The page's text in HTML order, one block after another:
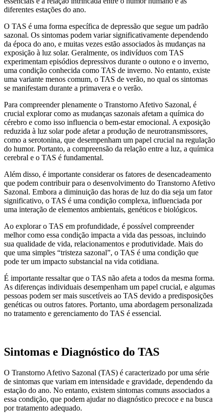
diferentes estações do ano.
O TAS é uma forma específica de depressão que segue um padrão
sazonal. Os sintomas podem variar significativamente dependendo
da época do ano, e muitas vezes estão associados às mudanças na
exposição à luz solar. Geralmente, os indivíduos com TAS
experimentam episódios depressivos durante o outono e o inverno,
uma condição conhecida como TAS de inverno. No entanto, existe
uma variante menos comum, o TAS de verão, no qual os sintomas
se manifestam durante a primavera e o verão.
Para compreender plenamente o Transtorno Afetivo Sazonal, é
crucial explorar como as mudanças sazonais afetam a química do
cérebro e como isso influencia o bem-estar emocional. A exposição
reduzida à luz solar pode afetar a produção de neurotransmissores,
como a serotonina, que desempenham um papel crucial na regulação
do humor. Portanto, a compreensão da relação entre a luz, a química
cerebral e o TAS é fundamental.
Além disso, é importante considerar os fatores de desencadeamento
que podem contribuir para o desenvolvimento do Transtorno Afetivo
Sazonal. Embora a diminuição das horas de luz do dia seja um fator
significativo, o TAS é uma condição complexa, influenciada por
uma interação de elementos ambientais, genéticos e biológicos.
Ao explorar o TAS em profundidade, é possível compreender
melhor como essa condição impacta a vida das pessoas, incluindo
sua qualidade de vida, relacionamentos e produtividade. Mais do
que uma simples “tristeza sazonal”, o TAS é uma condição que
pode ter um impacto substancial na vida cotidiana.
É importante ressaltar que o TAS não afeta a todos da mesma forma.
As diferenças individuais desempenham um papel crucial, e algumas
pessoas podem ser mais suscetíveis ao TAS devido a predisposições
genéticas ou outros fatores. Portanto, uma abordagem personalizada
no tratamento e gerenciamento do TAS é essencial.
Sintomas e Diagnóstico do TAS
O Transtorno Afetivo Sazonal (TAS) é caracterizado por uma série
de sintomas que variam em intensidade e gravidade, dependendo da
estação do ano. No entanto, existem sintomas comuns associados a
essa condição, que podem ajudar no diagnóstico precoce e na busca
por tratamento adequado.